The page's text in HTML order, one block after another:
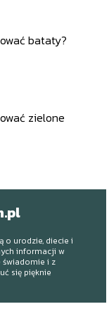
bataty?
zielone
o urodzie, diecie i
informacji w
świadomie i z
się pięknie